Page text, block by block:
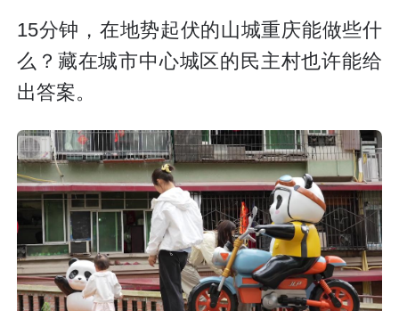
15分钟，在地势起伏的山城重庆能做些什
么？藏在城市中心城区的民主村也许能给
出答案。